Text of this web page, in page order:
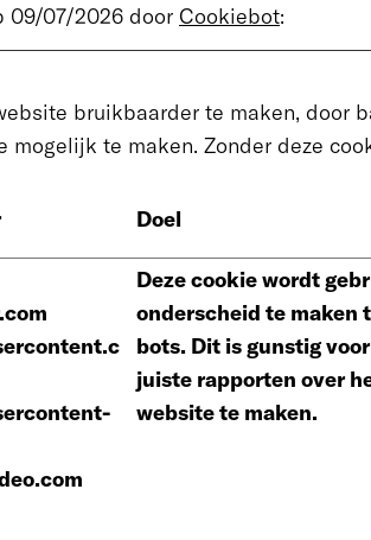
09/07/2026 door Cookiebot:
bruikbaarder te maken, door
te maken. Zonder deze
Doel
Deze cookie wordt
onderscheid te maken
bots. Dit is gunstig
juiste rapporten over
website te maken.